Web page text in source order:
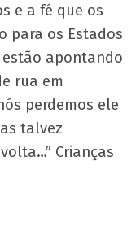
e a fé que os
para os Estados
estão apontando
rua em
perdemos ele
talvez
Crianças